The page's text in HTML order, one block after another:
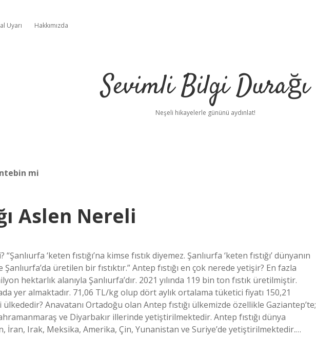
Uyarı Hakkımızda
Sevimli Bilgi Durağı
Neşeli hikayelerle gününü aydınlat!
mi
Aslen Nereli
“Şanlıurfa ‘keten fıstığı’na kimse fıstık diyemez. Şanlıurfa ‘keten fıstığı’ dünyanın
üretilen bir fıstıktır.” Antep fıstığı en çok nerede yetişir? En fazla
hektarlık alanıyla Şanlıurfa’dır. 2021 yılında 119 bin ton fıstık üretilmiştir.
yer almaktadır. 71,06 TL/kg olup dört aylık ortalama tüketici fiyatı 150,21
ülkededir? Anavatanı Ortadoğu olan Antep fıstığı ülkemizde özellikle Gaziantep’te;
ve Diyarbakır illerinde yetiştirilmektedir. Antep fıstığı dünya
İran, Irak, Meksika, Amerika, Çin, Yunanistan ve Suriye’de yetiştirilmektedir.…